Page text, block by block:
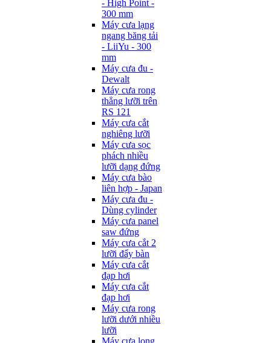
- High Point -
300 mm
Máy cưa lạng
ngang băng tải
- LiiYu - 300
mm
Máy cưa đu -
Dewalt
Máy cưa rong
thẳng lưỡi trên
RS 121
Máy cưa cắt
nghiêng lưỡi
Máy cưa sọc
phách nhiều
lưỡi dạng đứng
Máy cưa bào
liên hợp - Japan
Máy cưa đu -
Dùng cylinder
Máy cưa panel
saw đứng
Máy cưa cắt 2
lưỡi đẩy bàn
Máy cưa cắt
đạp hơi
Máy cưa cắt
đạp hơi
Máy cưa rong
lưỡi dưới nhiều
lưỡi
Máy cưa lọng